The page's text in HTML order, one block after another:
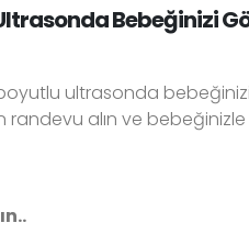
Bebeğinizi
ultrasonda
randevu alın ve